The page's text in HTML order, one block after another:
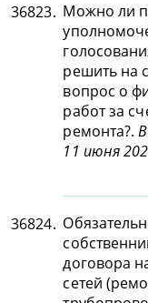
36823. Можно ли
решить на
вопрос о
работ за
ремонта?.
11 июня
36824.
договора
сетей